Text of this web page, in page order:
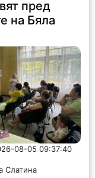
пред
на Бяла
08-05 09:37:40
Слатина